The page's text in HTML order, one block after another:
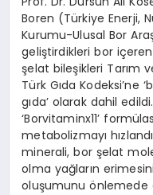
Boren (Türkiye Enerji,
Kurumu-Ulusal Bor
geliştirdikleri bor
şelat bileşikleri Tarım
Türk Gıda Kodeksi’ne
gıda’ olarak dahil
‘Borvitaminx11’
metabolizmayı
minerali, bor şelat
olma yağların
oluşumunu önlemede